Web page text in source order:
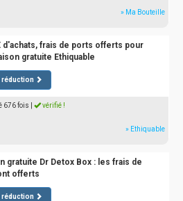
» Ma Bouteille
d'achats, frais de ports offerts pour
gratuite Ethiquable
réduction
676 fois vérifié !
» Ethiquable
gratuite Dr Detox Box : les frais de
offerts
réduction